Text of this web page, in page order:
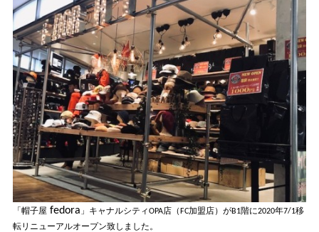
「帽子屋 fedora 」キャナルシティOPA店（FC加盟店）がB1階に2020年7/1移
転リニューアルオープン致しました。